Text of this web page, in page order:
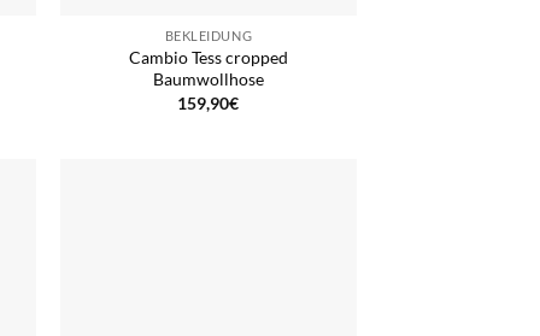
BEKLEIDUNG
Cambio Tess cropped
Baumwollhose
159,90€